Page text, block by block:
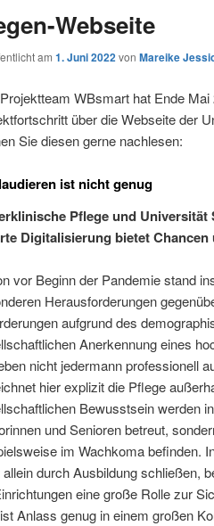
Webseite
am 1. Juni 2022von Mareike
WBsmart hat Ende
über die Webseite der
Sie diesen gerne nachlesen:
ist nicht genug
Pflege und Universität
Digitalisierung bietet
vor Beginn der Pandemie stand
Herausforderungen
aufgrund des
Anerkennung eines
nicht jedermann professionell
hier explizit die Pflege
Bewusstsein werden
und Senioren betreut,
im Wachkoma befinden.
allein durch Ausbildung schließen,
eine große Rolle zur
Anlass genug in einem großen